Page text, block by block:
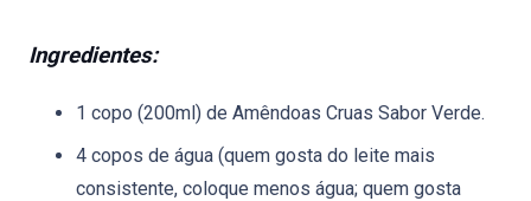
Ingredientes:
1 copo (200ml) de Amêndoas Cruas Sabor Verde.
4 copos de água (quem gosta do leite mais
consistente, coloque menos água; quem gosta